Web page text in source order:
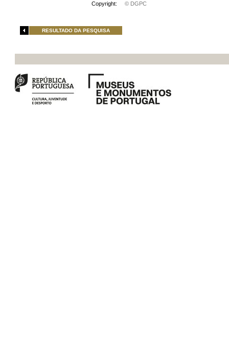
Copyright:
© DGPC
RESULTADO DA PESQUISA